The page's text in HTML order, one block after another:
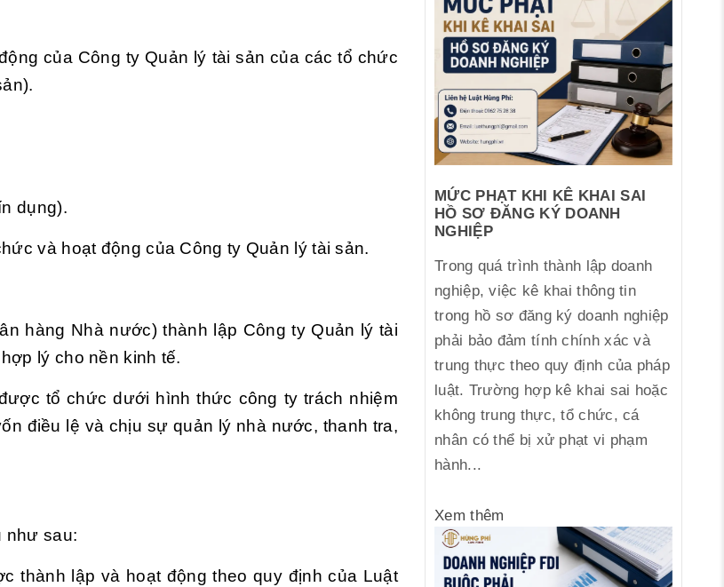
của Công ty Quản lý tài sản của các tổ chức
dụng).
và hoạt động của Công ty Quản lý tài sản.
hàng Nhà nước) thành lập Công ty Quản lý tài
lý cho nền kinh tế.
tổ chức dưới hình thức công ty trách nhiệm
điều lệ và chịu sự quản lý nhà nước, thanh tra,
như sau:
thành lập và hoạt động theo quy định của Luật
MỨC PHẠT KHI KÊ KHAI SAI
HỒ SƠ ĐĂNG KÝ DOANH
NGHIỆP
Trong quá trình thành lập doanh
nghiệp, việc kê khai thông tin
trong hồ sơ đăng ký doanh nghiệp
phải bảo đảm tính chính xác và
trung thực theo quy định của pháp
luật. Trường hợp kê khai sai hoặc
không trung thực, tổ chức, cá
nhân có thể bị xử phạt vi phạm
hành...
Xem thêm